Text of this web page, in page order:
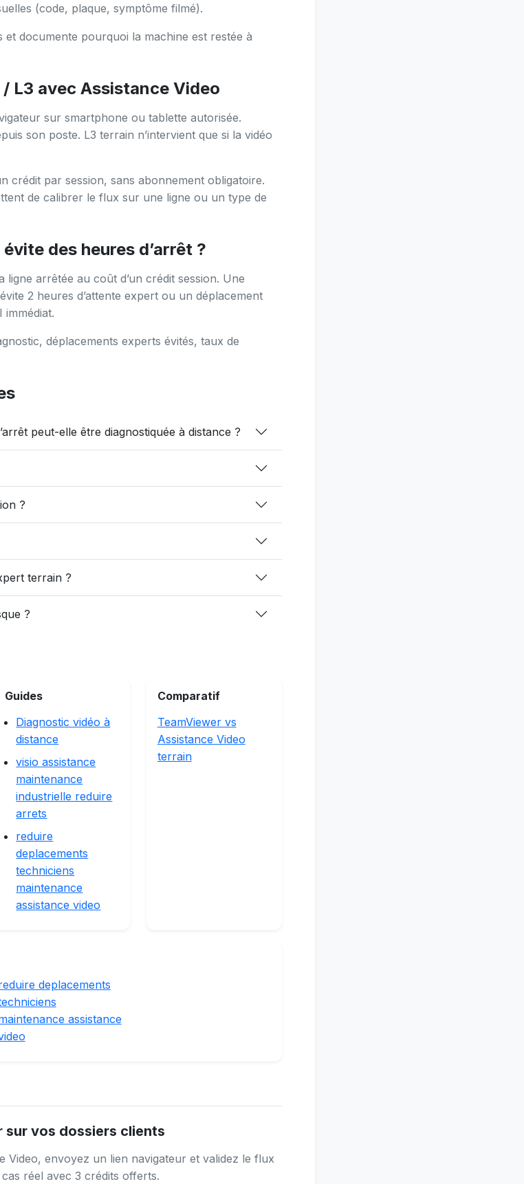
(code, plaque, symptôme filmé).
documente pourquoi la machine est restée à
L3 avec Assistance Video
sur smartphone ou tablette autorisée.
son poste. L3 terrain n’intervient que si la vidéo
crédit par session, sans abonnement obligatoire.
de calibrer le flux sur une ligne ou un type de
des heures d’arrêt ?
arrêtée au coût d’un crédit session. Une
2 heures d’attente expert ou un déplacement
déplacements experts évités, taux de
peut-elle être diagnostiquée à distance ?
?
terrain ?
?
Guides
Diagnostic vidéo à
distance
visio assistance
maintenance
industrielle reduire
arrets
reduire
deplacements
techniciens
maintenance
assistance video
Comparatif
TeamViewer vs
Assistance Video
terrain
deplacements
assistance
sur vos dossiers clients
Video, envoyez un lien navigateur et validez le flux
réel avec 3 crédits offerts.